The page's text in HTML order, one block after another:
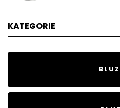
KATEGORIE